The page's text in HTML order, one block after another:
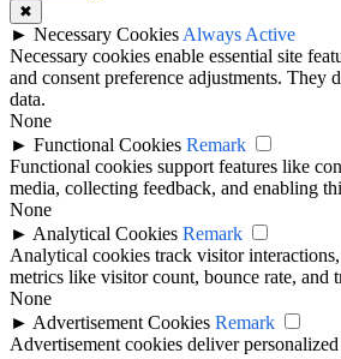
✖
► Necessary Cookies Always Active
Necessary cookies enable essential site
and consent preference adjustments. They
data.
None
► Functional Cookies Remark
Functional cookies support features like
media, collecting feedback, and enabling
None
► Analytical Cookies Remark
Analytical cookies track visitor
metrics like visitor count, bounce rate, and
None
► Advertisement Cookies Remark
Advertisement cookies deliver